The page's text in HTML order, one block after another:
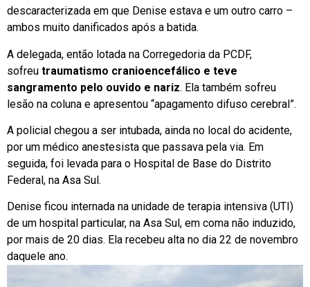
descaracterizada em que Denise estava e um outro carro –
ambos muito danificados após a batida.
A delegada, então lotada na Corregedoria da PCDF,
sofreu traumatismo cranioencefálico e teve
sangramento pelo ouvido e nariz. Ela também sofreu
lesão na coluna e apresentou “apagamento difuso cerebral”.
A policial chegou a ser intubada, ainda no local do acidente,
por um médico anestesista que passava pela via. Em
seguida, foi levada para o Hospital de Base do Distrito
Federal, na Asa Sul.
Denise ficou internada na unidade de terapia intensiva (UTI)
de um hospital particular, na Asa Sul, em coma não induzido,
por mais de 20 dias. Ela recebeu alta no dia 22 de novembro
daquele ano.